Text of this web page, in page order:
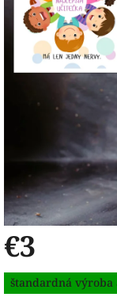
€3
Jednotková
cena:
štandardná výroba